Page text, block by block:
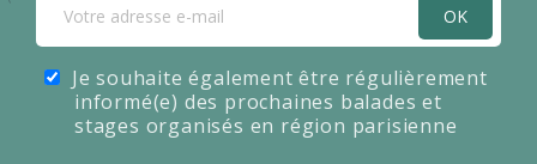
Je souhaite également être régulièrement
informé(e) des prochaines balades et
stages organisés en région parisienne
OK